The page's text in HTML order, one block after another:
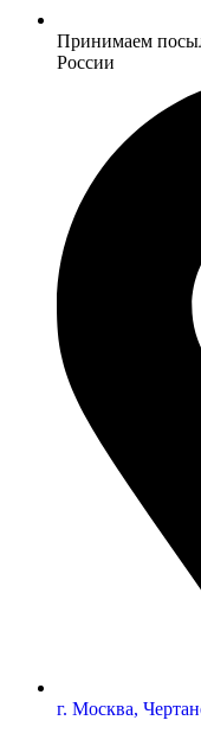
Принимаем
России
г. Москва,